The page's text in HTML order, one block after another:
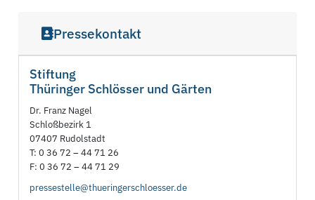
Pressekontakt
Stiftung
Thüringer Schlösser und Gärten
Dr. Franz Nagel
Schloßbezirk 1
07407 Rudolstadt
T: 0 36 72 – 44 71 26
F: 0 36 72 – 44 71 29
pressestelle@thueringerschloesser.de